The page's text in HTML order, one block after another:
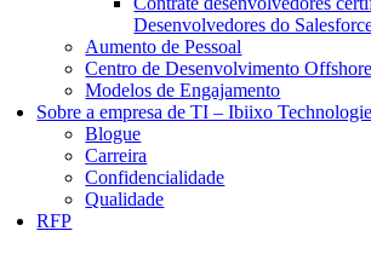
Desenvolvedores do
Aumento de Pessoal
Centro de Desenvolvimento Offshore
Modelos de Engajamento
Sobre a empresa de TI – Ibiixo
Blogue
Carreira
Confidencialidade
Qualidade
RFP